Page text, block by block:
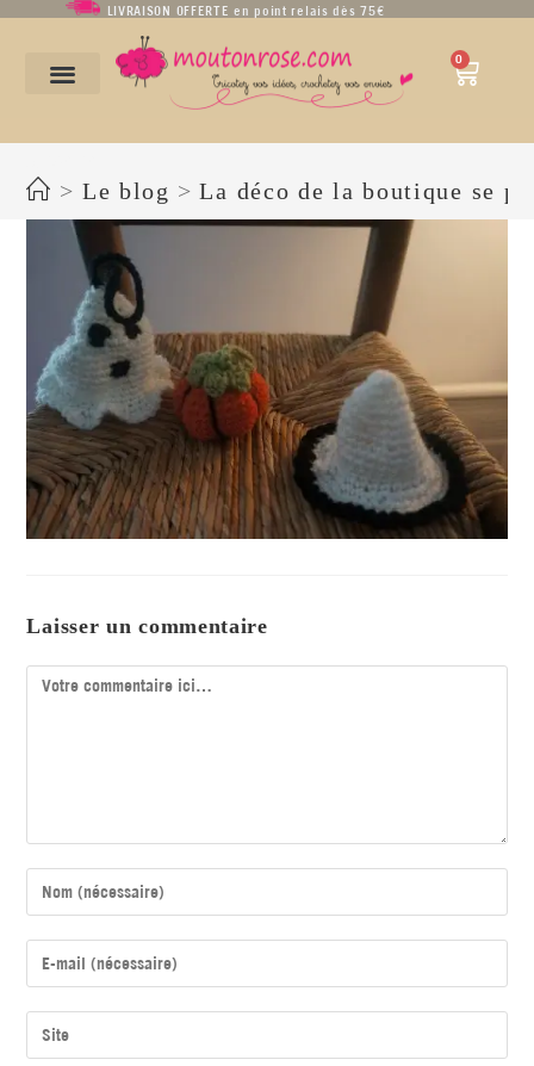
LIVRAISON OFFERTE en point relais dès 75€
0
> Le blog > La déco de la boutique se
Laisser un commentaire